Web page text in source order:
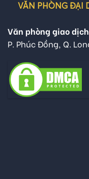
VĂN PHÒNG ĐẠI
Văn phòng giao
P. Phúc Đồng, Q.